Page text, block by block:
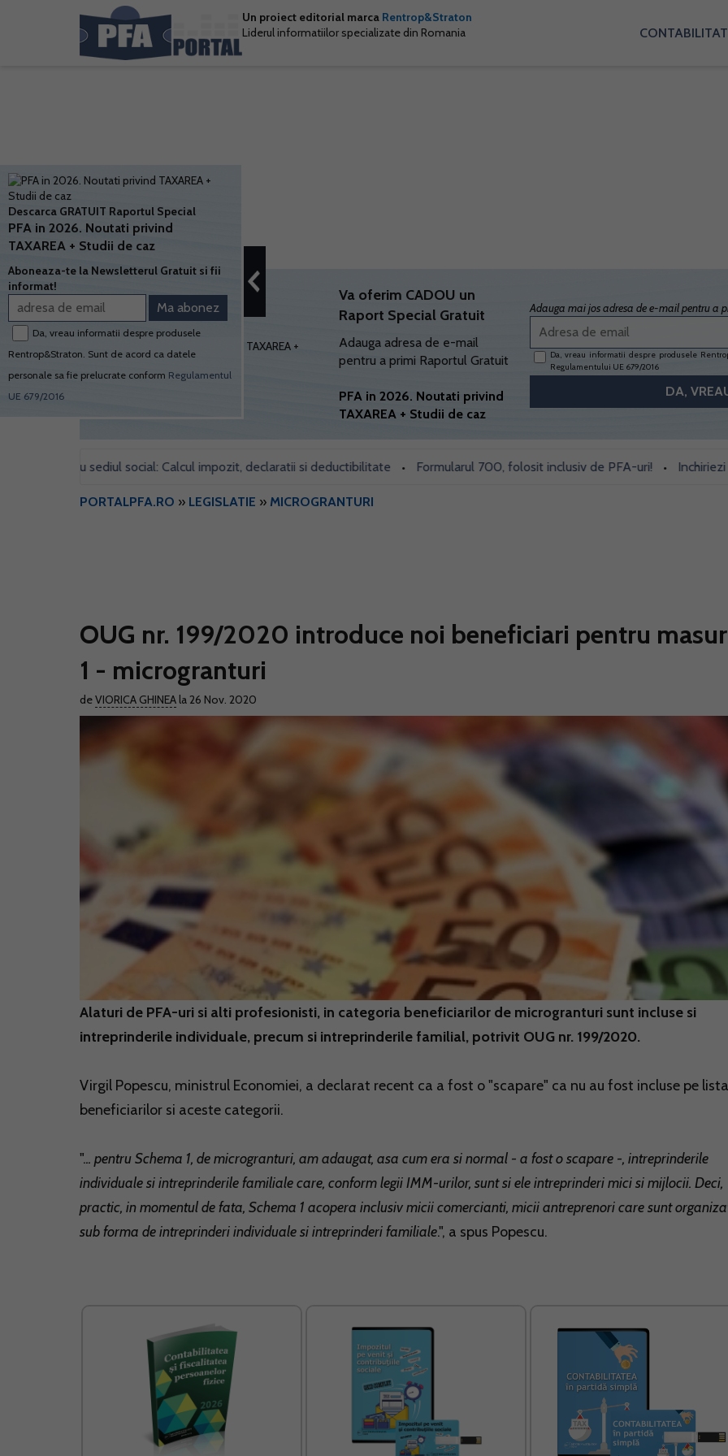
Un proiect editorial marca Rentrop&Straton
Liderul informatiilor specializate din Romania
Va oferim CADOU un
Raport Special Gratuit
Adauga adresa de e-mail
pentru a primi Raportul Gratuit
PFA in 2026. Noutati privind
TAXAREA + Studii de caz
Adauga mai jos adresa de e-mail pentru a
Da, vreau informatii despre produsele
Regulamentului UE 679/2016
pentru sediul social: Calcul impozit, declaratii si deductibilitate • Formularul 700, folosit inclusiv de PFA-uri! • Inchiriezi prin
PORTALPFA.RO » LEGISLATIE » MICROGRANTURI
OUG nr. 199/2020 introduce noi beneficiari pentru
1 - microgranturi
deVIORICA GHINEA la 26 Nov. 2020
Alaturi de PFA-uri si alti profesionisti, in categoria beneficiarilor de microgranturi sunt incluse si
intreprinderile individuale, precum si intreprinderile familial, potrivit OUG nr. 199/2020.
Virgil Popescu, ministrul Economiei, a declarat recent ca a fost o "scapare" ca nu au fost incluse pe lista
beneficiarilor si aceste categorii.
"... pentru Schema 1, de microgranturi, am adaugat, asa cum era si normal - a fost o scapare -, intreprinderile
individuale si intreprinderile familiale care, conform legii IMM-urilor, sunt si ele intreprinderi mici si mijlocii. Deci,
practic, in momentul de fata, Schema 1 acopera inclusiv micii comercianti, micii antreprenori care sunt
sub forma de intreprinderi individuale si intreprinderi familiale.", a spus Popescu.
Descarca GRATUIT Raportul Special
PFA in 2026. Noutati privind
TAXAREA + Studii de caz
Aboneaza-te la Newsletterul Gratuit si fii
informat!
Da, vreau informatii despre produsele
Rentrop&Straton. Sunt de acord ca datele
personale sa fie prelucrate conform Regulamentul
UE 679/2016